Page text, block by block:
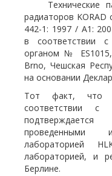
Технические
радиаторов KORAD
442-1: 1997 / A1:
в соответствии
органом №
Brno, Чешская
на основании
Тот факт, что
соответствии
проведенными
лабораторией
лабораторией, и
Берлине.